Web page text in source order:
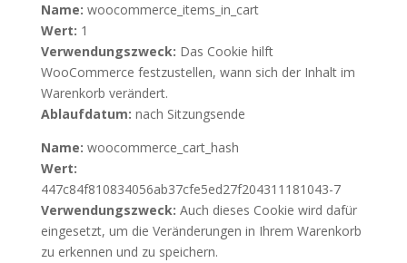
Name: woocommerce_items_in_cart
Wert: 1
Verwendungszweck: Das Cookie hilft
WooCommerce festzustellen, wann sich der Inhalt im
Warenkorb verändert.
Ablaufdatum: nach Sitzungsende
Name: woocommerce_cart_hash
Wert:
447c84f810834056ab37cfe5ed27f204311181043-7
Verwendungszweck: Auch dieses Cookie wird dafür
eingesetzt, um die Veränderungen in Ihrem Warenkorb
zu erkennen und zu speichern.